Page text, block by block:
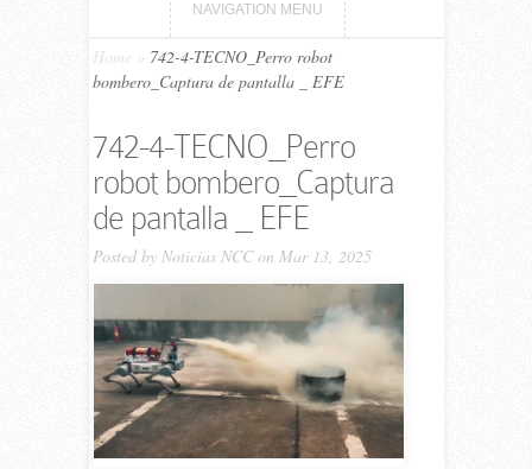
NAVIGATION MENU
Home
742-4-TECNO_Perro robot
bombero_Captura de pantalla _ EFE
742-4-TECNO_Perro
robot bombero_Captura
de pantalla _ EFE
Posted by Noticias NCCon Mar 13, 2025